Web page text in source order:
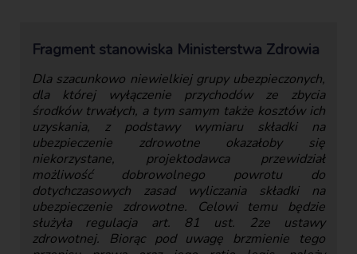
Fragment stanowiska Ministerstwa Zdrowia
Dla szacunkowo niewielkiej grupy ubezpieczonych,
dla której wyłączenie przychodów ze zbycia
środków trwałych, a tym samym także kosztów ich
uzyskania, z podstawy wymiaru składki na
ubezpieczenie zdrowotne okazałoby się
niekorzystane, projektodawca przewidział
możliwość dobrowolnego powrotu do
dotychczasowych zasad wyliczania składki na
ubezpieczenie zdrowotne. Celowi temu będzie
służyła regulacja art. 81 ust. 2ze ustawy
zdrowotnej. Biorąc pod uwagę brzmienie tego